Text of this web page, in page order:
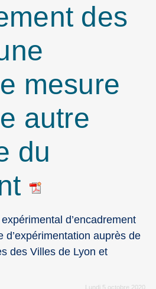
des
mesure
autre
du
d’encadrement
d’expérimentation auprès de
des Villes de Lyon et
Lundi 5 octobre 2020